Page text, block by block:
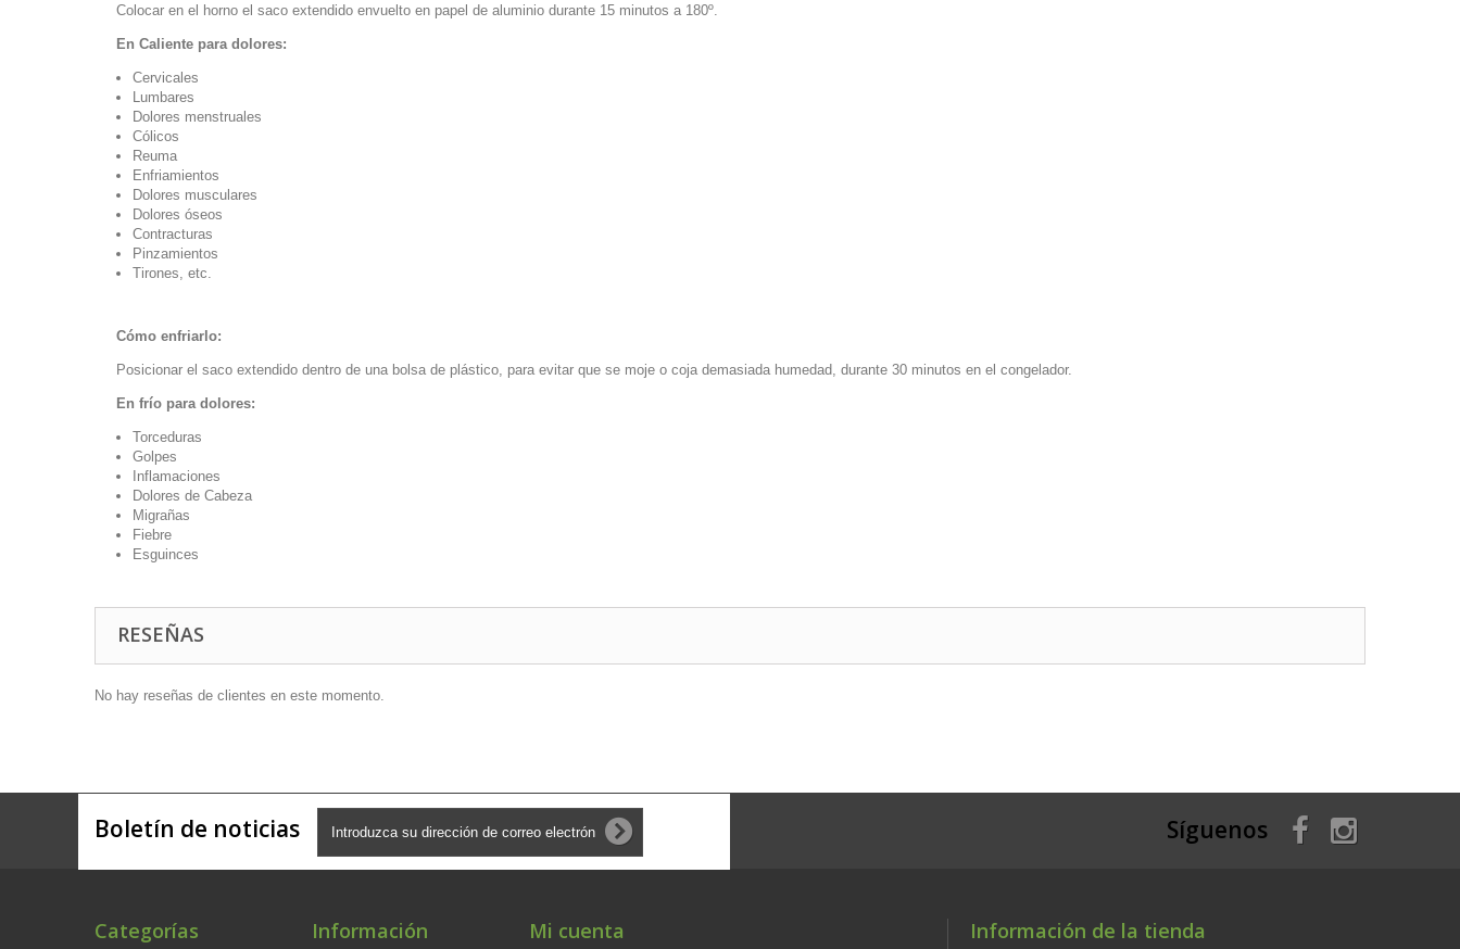
Colocar en el horno el saco extendido envuelto en papel de aluminio durante 15 minutos a 180º.
En Caliente para dolores:
Cervicales
Lumbares
Dolores menstruales
Cólicos
Reuma
Enfriamientos
Dolores musculares
Dolores óseos
Contracturas
Pinzamientos
Tirones, etc.
Cómo enfriarlo:
Posicionar el saco extendido dentro de una bolsa de plástico, para evitar que se moje o coja demasiada humedad, durante 30 minutos en el congelador.
En frío para dolores:
Torceduras
Golpes
Inflamaciones
Dolores de Cabeza
Migrañas
Fiebre
Esguinces
RESEÑAS
No hay reseñas de clientes en este momento.
Boletín de noticias Síguenos
Categorías Información Mi cuenta Información de la tienda